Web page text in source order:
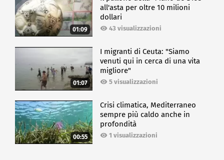
01:09
all'asta per oltre 10 milioni
dollari
43 visualizzazioni
01:07
I migranti di Ceuta: "Siamo
venuti qui in cerca di una vita
migliore"
5 visualizzazioni
00:55
Crisi climatica, Mediterraneo
sempre più caldo anche in
profondità
1 visualizzazioni